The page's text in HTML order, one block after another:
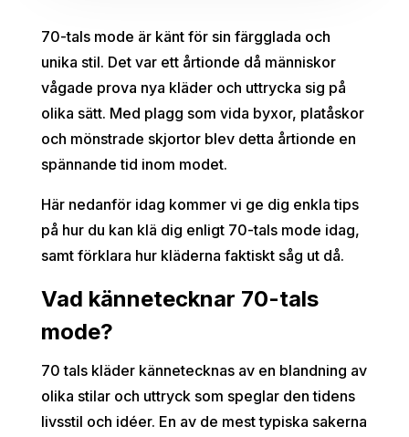
70-tals mode är känt för sin färgglada och
unika stil. Det var ett årtionde då människor
vågade prova nya kläder och uttrycka sig på
olika sätt. Med plagg som vida byxor, platåskor
och mönstrade skjortor blev detta årtionde en
spännande tid inom modet.
Här nedanför idag kommer vi ge dig enkla tips
på hur du kan klä dig enligt 70-tals mode idag,
samt förklara hur kläderna faktiskt såg ut då.
Vad kännetecknar 70-tals
mode?
70 tals kläder kännetecknas av en blandning av
olika stilar och uttryck som speglar den tidens
livsstil och idéer. En av de mest typiska sakerna